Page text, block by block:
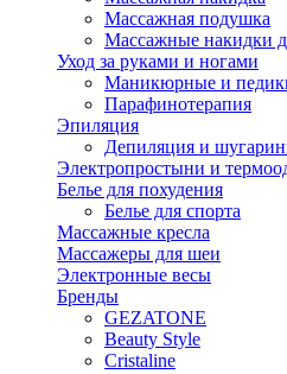
Массажная подушка
Массажные накидки
Уход за руками и ногами
Маникюрные и
Парафинотерапия
Эпиляция
Депиляция и
Электропростыни и
Белье для похудения
Белье для спорта
Массажные кресла
Массажеры для шеи
Электронные весы
Бренды
GEZATONE
Beauty Style
Cristaline